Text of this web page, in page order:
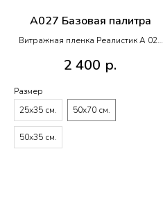
A027 Базовая палитра
Витражная пленка Реалистик A 027
2 400 р.
Размер
25х35 см.
50х70 см.
50х35 см.